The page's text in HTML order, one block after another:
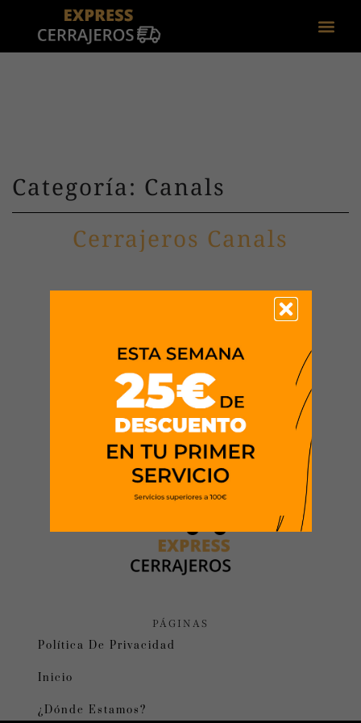
Categoría: Canals
Cerrajeros Canals
PÁGINAS
Política De Privacidad
Inicio
¿Dónde Estamos?